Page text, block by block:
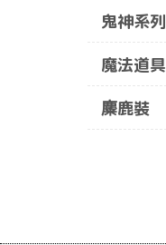
鬼神系列
魔法道具
麋鹿裝